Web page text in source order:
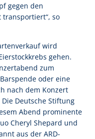
gegen den
transportiert“, so
wird
gehen.
zum
oder eine
nach dem Konzert
Deutsche Stiftung
Abend prominente
Cheryl Shepard und
aus der ARD-